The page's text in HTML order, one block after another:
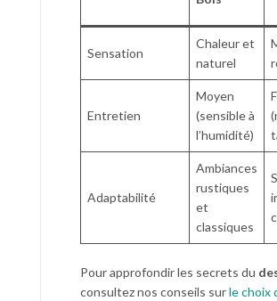
Sensation
Chaleur et
naturel
Entretien
Moyen
(sensible à
l’humidité)
Adaptabilité
Ambiances
rustiques
et
classiques
Pour approfondir les secrets du
consultez nos conseils surle choix